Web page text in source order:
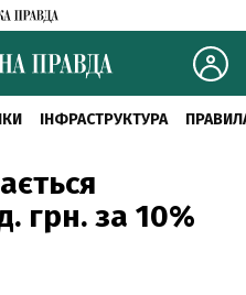
ІНФРАСТРУКТУРА
грн. за 10%